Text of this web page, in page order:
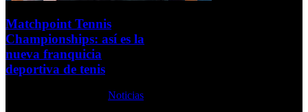
Matchpoint Tennis
Championships: así es la
nueva franquicia
deportiva de tenis
Noticias